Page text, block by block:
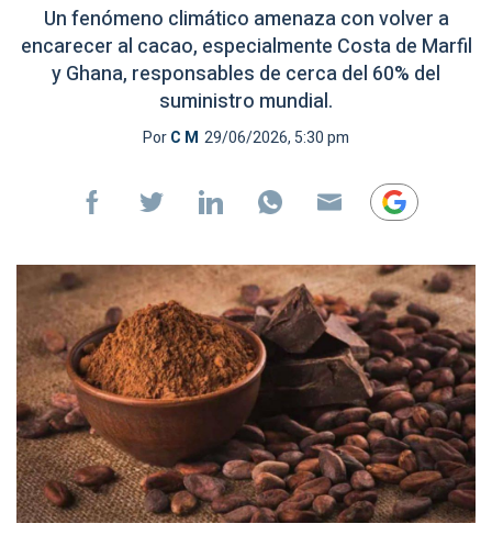
Un fenómeno climático amenaza con volver a
encarecer al cacao, especialmente Costa de Marfil
y Ghana, responsables de cerca del 60% del
suministro mundial.
PorC M 29/06/2026, 5:30 pm